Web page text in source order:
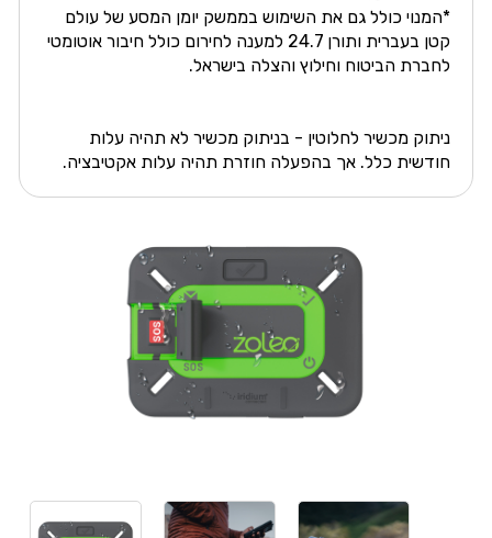
*המנוי כולל גם את השימוש בממשק יומן המסע של עולם
קטן בעברית ותורן 24.7 למענה לחירום כולל חיבור אוטומטי
לחברת הביטוח וחילוץ והצלה בישראל.
ניתוק מכשיר לחלוטין - בניתוק מכשיר לא תהיה עלות
חודשית כלל. אך בהפעלה חוזרת תהיה עלות אקטיבציה.